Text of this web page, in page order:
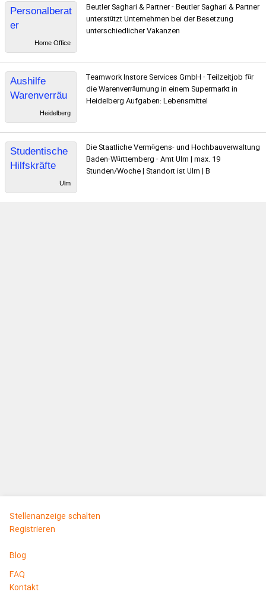
Personalberat
er
Homeoffice
(450 €
Quereinsteige
r!
Home Office
Beutler Saghari & Partner - Beutler Saghari & Partner
unterstützt Unternehmen bei der Besetzung
unterschiedlicher Vakanzen
Aushilfe
Warenverräu
mung Teilzeit
abends
Heidelberg
Teamwork Instore Services GmbH - Teilzeitjob für
die Warenverräumung in einem Supermarkt in
Heidelberg Aufgaben: Lebensmittel
Studentische
Hilfskräfte
Ulm
Die Staatliche Vermögens- und Hochbauverwaltung
Baden-Württemberg - Amt Ulm | max. 19
Stunden/Woche | Standort ist Ulm | B
Stellenanzeige schalten
Registrieren
Blog
FAQ
Kontakt